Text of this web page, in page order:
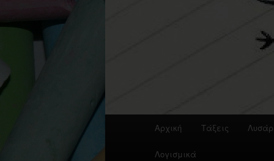
Αρχική Τάξεις
Λογισμικά